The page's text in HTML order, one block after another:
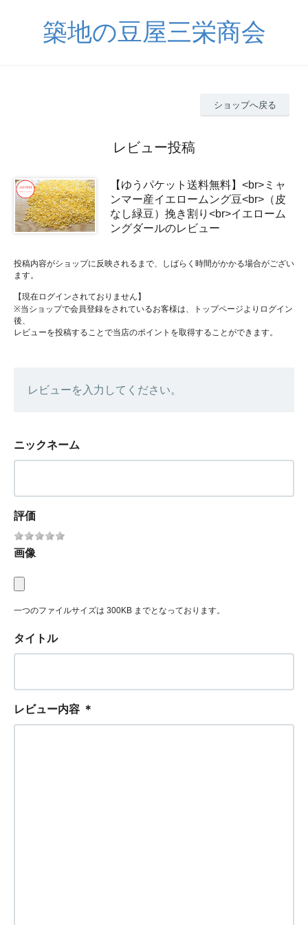
築地の豆屋三栄商会
ショップへ戻る
レビュー投稿
【ゆうパケット送料無料】<br>ミャ
ンマー産イエロームング豆<br>（皮
なし緑豆）挽き割り<br>イエローム
ングダールのレビュー
投稿内容がショップに反映されるまで、しばらく時間がかかる場合がござい
ます。
【現在ログインされておりません】
※当ショップで会員登録をされているお客様は、トップページよりログイン
後、
レビューを投稿することで当店のポイントを取得することができます。
レビューを入力してください。
ニックネーム
評価
画像
一つのファイルサイズは 300KB までとなっております。
タイトル
レビュー内容 ＊